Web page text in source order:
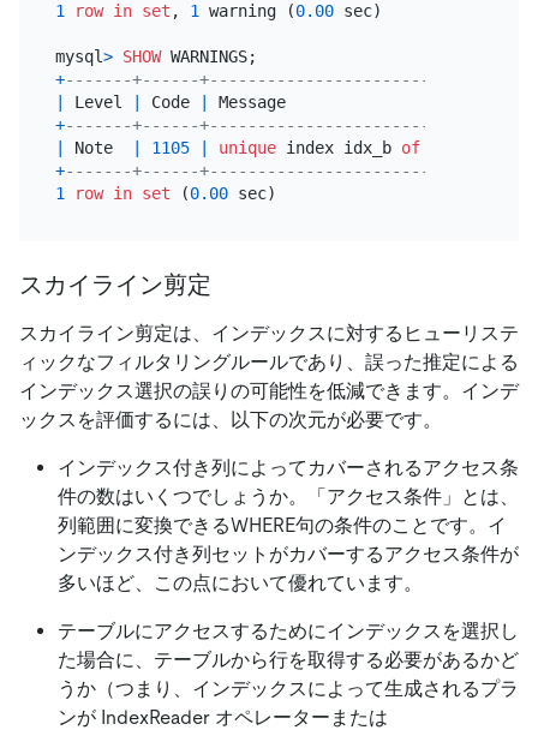
1
row in set , 1 warning (0.00 sec)
mysql> SHOW
+-------+------
Level Code
+-------+------
Note 1105 unique index idx_b of t
+-------+------
1
row in set (0.00
スカイライン剪定
スカイライン剪定は、インデックスに対するヒューリステ
ィックなフィルタリングルールであり、誤った推定による
インデックス選択の誤りの可能性を低減できます。インデ
ックスを評価するには、以下の次元が必要です。
インデックス付き列によってカバーされるアクセス条
件の数はいくつでしょうか。「アクセス条件」とは、
列範囲に変換できるWHERE句の条件のことです。イ
ンデックス付き列セットがカバーするアクセス条件が
多いほど、この点において優れています。
テーブルにアクセスするためにインデックスを選択し
た場合に、テーブルから行を取得する必要があるかど
うか（つまり、インデックスによって生成されるプラ
ンが IndexReader オペレーターまたは